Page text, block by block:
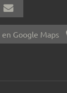
Google Maps